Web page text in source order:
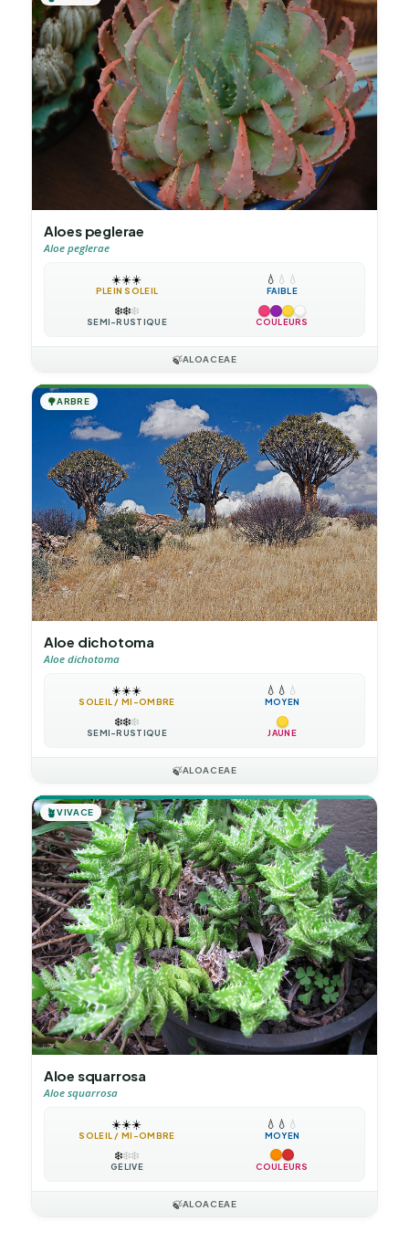
Aloes peglerae
Aloe peglerae
☀️☀️☀️
PLEIN SOLEIL
💧 💧 💧
FAIBLE
❄️❄️❄️
SEMI-RUSTIQUE COULEURS
🍃ALOACEAE
🌳ARBRE
Aloe dichotoma
Aloe dichotoma
☀️☀️☀️
SOLEIL / MI-OMBRE
💧 💧 💧
MOYEN
❄️❄️❄️
SEMI-RUSTIQUE JAUNE
🍃ALOACEAE
🪴VIVACE
Aloe squarrosa
Aloe squarrosa
☀️☀️☀️
SOLEIL / MI-OMBRE
💧 💧 💧
MOYEN
❄️❄️❄️
GÉLIVE COULEURS
🍃ALOACEAE